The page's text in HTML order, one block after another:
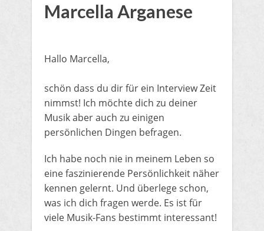
Marcella Arganese​
Hallo Marcella,
schön dass du dir für ein Interview Zeit
nimmst! Ich möchte dich zu deiner
Musik aber auch zu einigen
persönlichen Dingen befragen.
Ich habe noch nie in meinem Leben so
eine faszinierende Persönlichkeit näher
kennen gelernt. Und überlege schon,
was ich dich fragen werde. Es ist für
viele Musik-Fans bestimmt interessant!